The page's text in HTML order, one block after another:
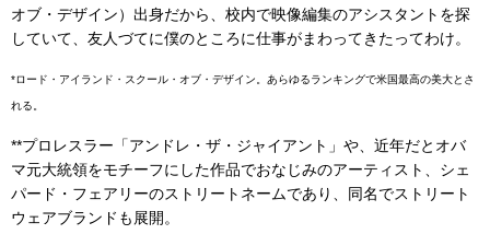
オブ・デザイン）出身だから、校内で映像編集のアシスタントを探
していて、友人づてに僕のところに仕事がまわってきたってわけ。
*ロード・アイランド・スクール・オブ・デザイン。あらゆるランキングで米国最高の美大とさ
れる。
**プロレスラー「アンドレ・ザ・ジャイアント」や、近年だとオバ
マ元大統領をモチーフにした作品でおなじみのアーティスト、シェ
パード・フェアリーのストリートネームであり、同名でストリート
ウェアブランドも展開。